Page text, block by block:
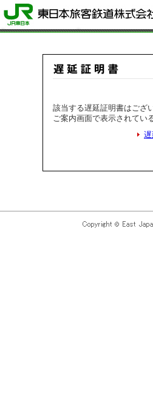
該当する遅延証明書はござ
ご案内画面で表示されてい